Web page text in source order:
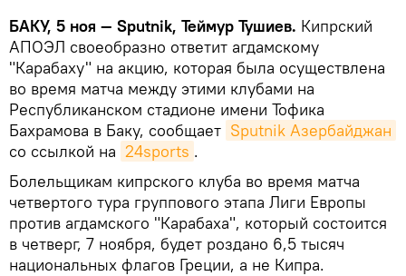
БАКУ, 5 ноя — Sputnik, Теймур Тушиев. Кипрский
АПОЭЛ своеобразно ответит агдамскому
"Карабаху" на акцию, которая была осуществлена
во время матча между этими клубами на
Республиканском стадионе имени Тофика
Бахрамова в Баку, сообщает Sputnik Азербайджан
со ссылкой на 24sports .
Болельщикам кипрского клуба во время матча
четвертого тура группового этапа Лиги Европы
против агдамского "Карабаха", который состоится
в четверг, 7 ноября, будет роздано 6,5 тысяч
национальных флагов Греции, а не Кипра.